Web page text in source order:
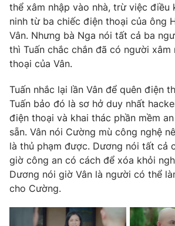
Video Shorts
VTV Money VTV Thể
Thị trường 24h Tấm
VTV4 Vươn
VTV9 VTV8
Liên hệ tòa soạn English
thể xâm nhập vào nhà, trừ việc điều
ninh từ ba chiếc điện thoại của ông
Vân. Nhưng bà Nga nói tất cả ba
thì Tuấn chắc chắn đã có người xâm
thoại của Vân.
Tuấn nhắc lại lần Vân để quên điện
Tuấn bảo đó là sơ hở duy nhất
điện thoại và khai thác phần mềm
sẵn. Vân nói Cường mù công nghệ
là thủ phạm được. Dương nói tất cả
giờ công an có cách để xóa khỏi
Dương nói giờ Vân là người có thể
cho Cường.